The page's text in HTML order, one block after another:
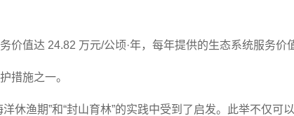
值达 24.82 万元/公顷·年，每年提供的生态系统服务价
措施之一。
渔期”和“封山育林”的实践中受到了启发。此举不仅可